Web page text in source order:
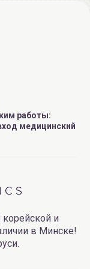
работы:
медицинский
корейской и
в Минске!